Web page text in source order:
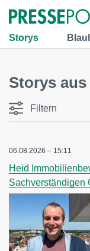
Storys
Storys
Filtern
06.08.2026 – 15:11
Heid
Sachverständigen